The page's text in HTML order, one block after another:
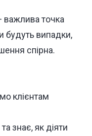
важлива точка
будуть випадки,
спірна.
клієнтам
знає, як діяти